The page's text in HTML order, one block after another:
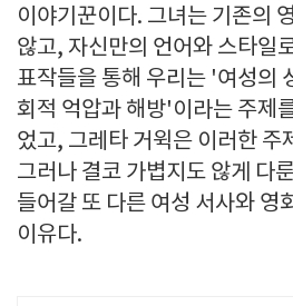
이야기꾼이다. 그녀는 기존의
않고, 자신만의 언어와 스타일
표작들을 통해 우리는 '여성의
회적 억압과 해방'이라는 주제
었고, 그레타 거윅은 이러한 주
그러나 결코 가볍지도 않게 다
들어갈 또 다른 여성 서사와 영
이유다.